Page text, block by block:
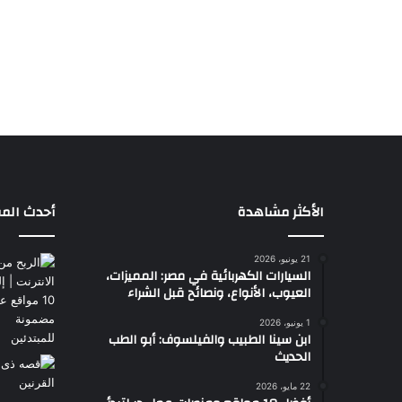
الأكثر مشاهدة
21 يونيو، 2026
السيارات الكهربائية في مصر: المميزات،
العيوب، الأنواع، ونصائح قبل الشراء
1 يونيو، 2026
ابن سينا الطبيب والفيلسوف: أبو الطب
الحديث
22 مايو، 2026
أحدث